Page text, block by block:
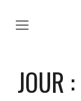
content
JOUR :